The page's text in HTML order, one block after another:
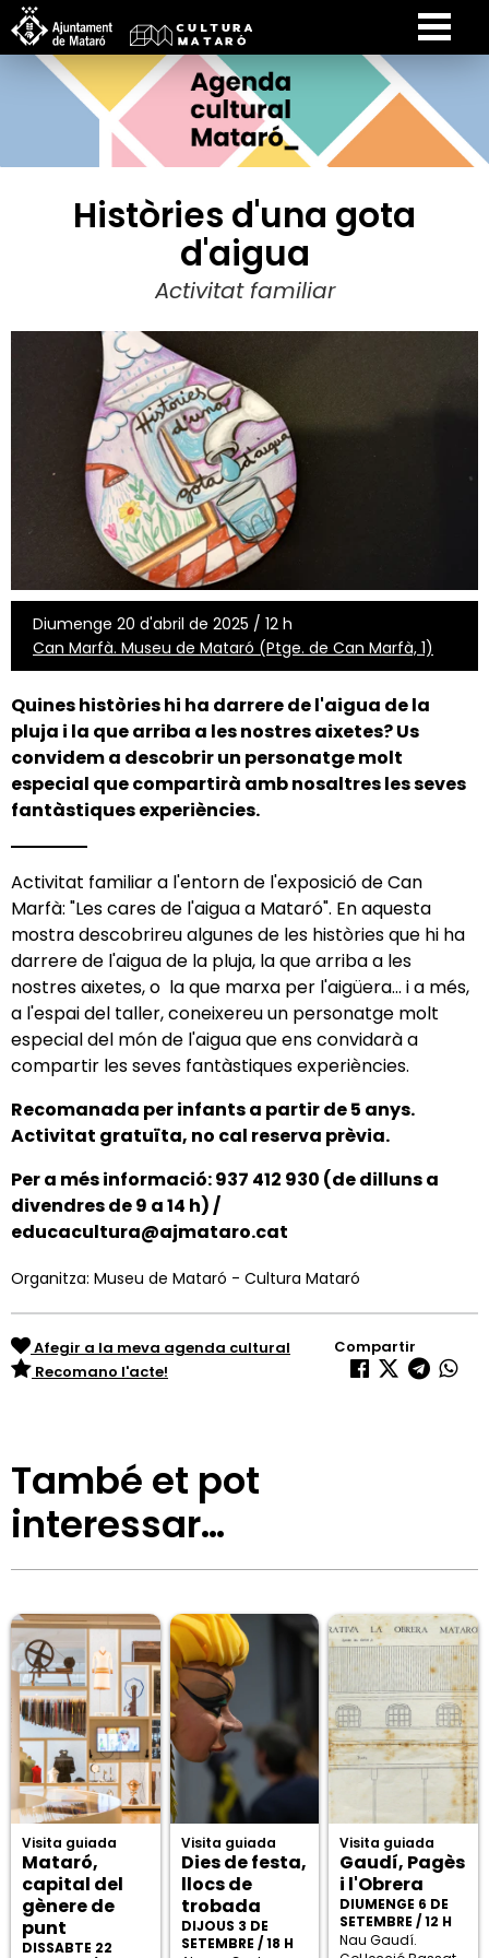
Històries d'una gota
d'aigua
Activitat familiar
Diumenge 20 d'abril de 2025 / 12 h
Can Marfà. Museu de Mataró (Ptge. de Can Marfà, 1)
Quines històries hi ha darrere de l'aigua de la
pluja i la que arriba a les nostres aixetes? Us
convidem a descobrir un personatge molt
especial que compartirà amb nosaltres les seves
fantàstiques experiències.
Activitat familiar a l'entorn de l'exposició de Can
Marfà: "Les cares de l'aigua a Mataró". En aquesta
mostra descobrireu algunes de les històries que hi ha
darrere de l'aigua de la pluja, la que arriba a les
nostres aixetes, o la que marxa per l'aigüera... i a més,
a l'espai del taller, coneixereu un personatge molt
especial del món de l'aigua que ens convidarà a
compartir les seves fantàstiques experiències.
Recomanada per infants a partir de 5 anys.
Activitat gratuïta, no cal reserva prèvia.
Per a més informació: 937 412 930 (de dilluns a
divendres de 9 a 14 h) /
educacultura@ajmataro.cat
Organitza: Museu de Mataró - Cultura Mataró
Afegir a la meva agenda cultural
Recomano l'acte!
Compartir
També et pot
interessar…
Visita guiada
Mataró,
capital del
gènere de
punt
DISSABTE 22
Visita guiada
Dies de festa,
llocs de
trobada
DIJOUS 3 DE
SETEMBRE / 18 H
Visita guiada
Gaudí, Pagès
i l'Obrera
DIUMENGE 6 DE
SETEMBRE / 12 H
Nau Gaudí.